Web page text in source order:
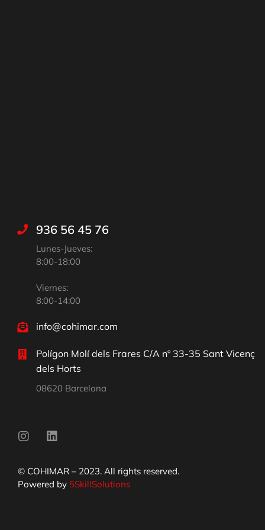
936 56 45 76
Lunes-Jueves:
8:00-18:00
Viernes:
8:00-14:00
info@cohimar.com
Polígon Molí dels Frares C/A nº 33-35 Sant Vicenç
dels Horts
08620 Barcelona
© COHIMAR – 2023. All rights reserved.
Powered by 5SkillSolutions